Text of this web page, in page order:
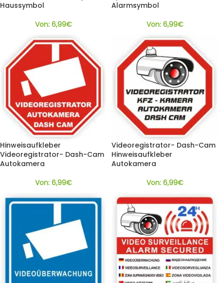
Haussymbol
Von: 6,99€
Alarmsymbol
Von: 6,99€
Hinweisaufkleber
Videoregistrator- Dash-Cam
Autokamera
Von: 6,99€
Videoregistrator- Dash-Cam
Hinweisaufkleber
Autokamera
Von: 6,99€